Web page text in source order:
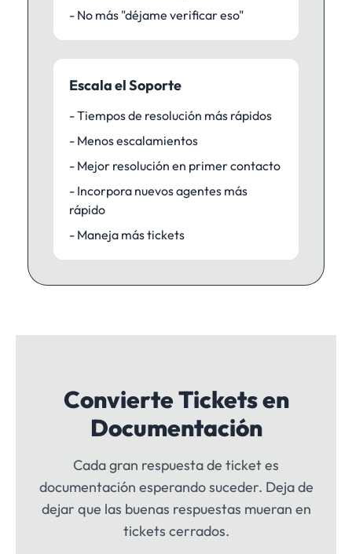
- No más "déjame verificar eso"
Escala el Soporte
- Tiempos de resolución más rápidos
- Menos escalamientos
- Mejor resolución en primer contacto
- Incorpora nuevos agentes más
rápido
- Maneja más tickets
Convierte Tickets en
Documentación
Cada gran respuesta de ticket es
documentación esperando suceder. Deja de
dejar que las buenas respuestas mueran en
tickets cerrados.